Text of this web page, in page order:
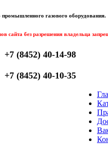
газового оборудования.
сайта без разрешения владельца
+7 (8452) 40-14-98
+7 (8452) 40-10-35